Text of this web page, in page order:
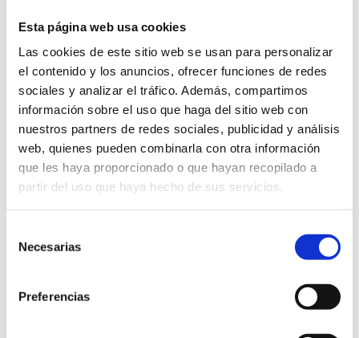
Esta página web usa cookies
Las cookies de este sitio web se usan para personalizar
el contenido y los anuncios, ofrecer funciones de redes
sociales y analizar el tráfico. Además, compartimos
información sobre el uso que haga del sitio web con
nuestros partners de redes sociales, publicidad y análisis
web, quienes pueden combinarla con otra información
que les haya proporcionado o que hayan recopilado a
partir del uso que haya hecho de sus servicios.
Necesarias
Preferencias
Fernando Sendra